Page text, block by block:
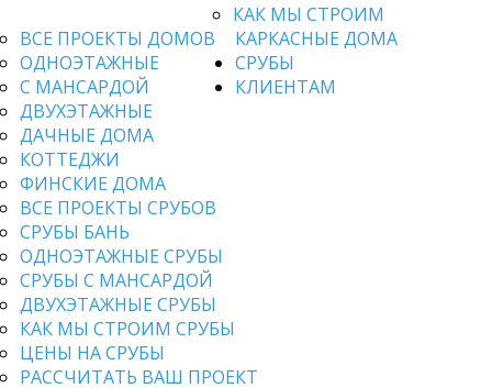
КАК МЫ СТРОИМ
КАРКАСНЫЕ ДОМА
ВСЕ ПРОЕКТЫ ДОМОВ
ОДНОЭТАЖНЫЕ
С МАНСАРДОЙ
ДВУХЭТАЖНЫЕ
ДАЧНЫЕ ДОМА
КОТТЕДЖИ
ФИНСКИЕ ДОМА
СРУБЫ
ВСЕ ПРОЕКТЫ СРУБОВ
СРУБЫ БАНЬ
ОДНОЭТАЖНЫЕ СРУБЫ
СРУБЫ С МАНСАРДОЙ
ДВУХЭТАЖНЫЕ СРУБЫ
КАК МЫ СТРОИМ СРУБЫ
ЦЕНЫ НА СРУБЫ
КЛИЕНТАМ
РАССЧИТАТЬ ВАШ ПРОЕКТ